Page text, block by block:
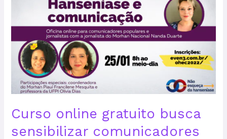
Curso online gratuito busca
sensibilizar comunicadores
sensibilizar
comunicadores
populares
jornalistas
esquecer
hanseníase,